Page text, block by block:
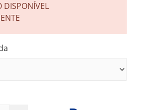
DISPONÍVEL